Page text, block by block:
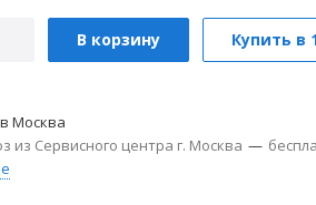
В корзину Купить в
Москва
из Сервисного центра г. Москва —